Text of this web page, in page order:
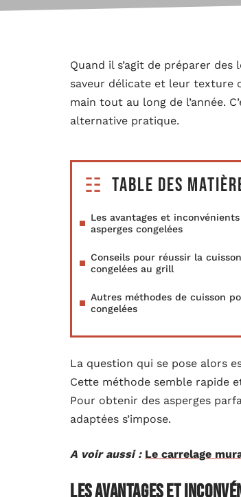
Quand il s’agit de préparer
saveur délicate et leur texture
main tout au long de l’année.
alternative pratique.
Table des
Les avantages et
asperges congelées
Conseils pour réussir la
congelées au grill
Autres méthodes de cuisson
congelées
La question qui se pose alors
Cette méthode semble rapide
Pour obtenir des asperges
adaptées s’impose.
A voir aussi : Le carrelage
Les avantages et